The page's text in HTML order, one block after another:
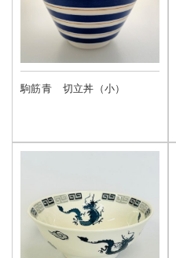
駒筋青 切立丼（小）